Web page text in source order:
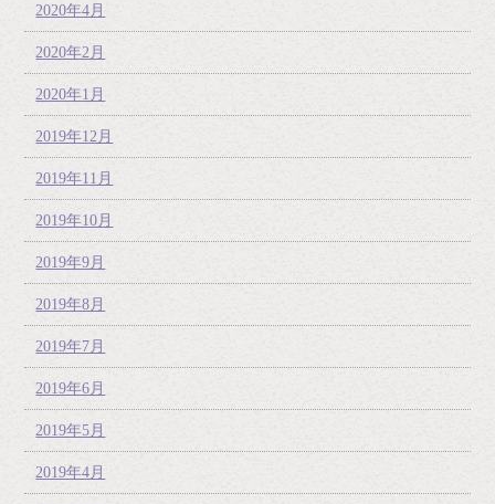
2020年4月
2020年2月
2020年1月
2019年12月
2019年11月
2019年10月
2019年9月
2019年8月
2019年7月
2019年6月
2019年5月
2019年4月